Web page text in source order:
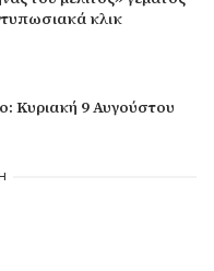
κλικ
Κυριακή 9 Αυγούστου